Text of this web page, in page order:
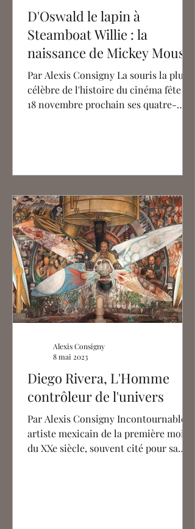
D'Oswald le lapin à
Steamboat Willie : la
naissance de Mickey Mouse
Par Alexis Consigny La souris la plus
célèbre de l'histoire du cinéma fête le
18 novembre prochain ses quatre-
Diego Rivera, L'Homme
contrôleur de l'univers
Par Alexis Consigny Incontournable
artiste mexicain de la première moitié
du XXe siècle, souvent cité pour sa
Alexis Consigny
8 mai 2023